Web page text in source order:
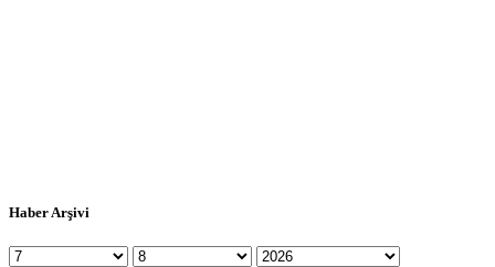
Haber Arşivi